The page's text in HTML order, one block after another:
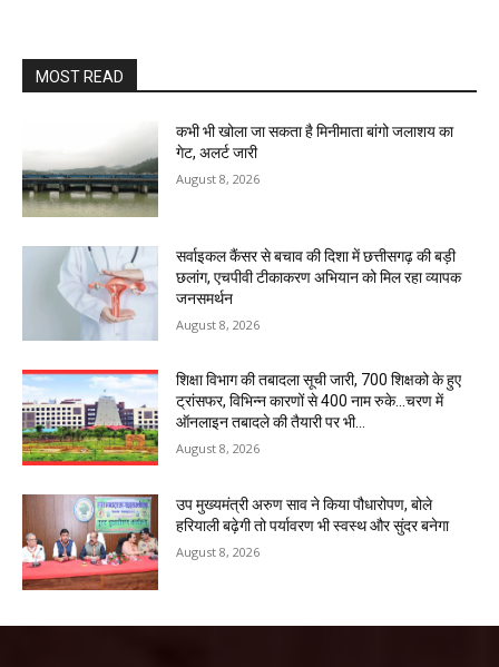
MOST READ
कभी भी खोला जा सकता है मिनीमाता बांगो जलाशय का
गेट, अलर्ट जारी
August 8, 2026
सर्वाइकल कैंसर से बचाव की दिशा में छत्तीसगढ़ की बड़ी
छलांग, एचपीवी टीकाकरण अभियान को मिल रहा व्यापक
जनसमर्थन
August 8, 2026
शिक्षा विभाग की तबादला सूची जारी, 700 शिक्षको के हुए
ट्रांसफर, विभिन्न कारणों से 400 नाम रुके…चरण में
ऑनलाइन तबादले की तैयारी पर भी...
August 8, 2026
उप मुख्यमंत्री अरुण साव ने किया पौधारोपण, बोले
हरियाली बढ़ेगी तो पर्यावरण भी स्वस्थ और सुंदर बनेगा
August 8, 2026